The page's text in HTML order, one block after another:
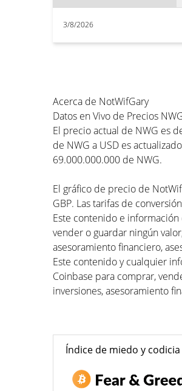
3/8/2026
Acerca de NotWifGary
Datos en Vivo de Precios
El precio actual de NWG es
de NWG a USD es
69.000.000.000 de NWG.
El gráfico de precio de
GBP. Las tarifas de
Este contenido e
vender o guardar ningún
asesoramiento financiero,
Este contenido y cualquier
Coinbase para comprar,
inversiones, asesoramiento
Índice de miedo y